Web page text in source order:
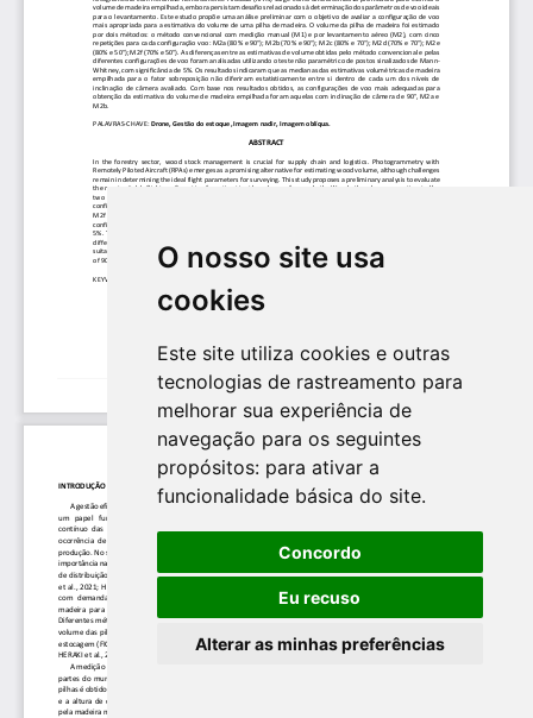
O nosso site usa
cookies
Este site utiliza cookies e outras
tecnologias de rastreamento para
melhorar sua experiência de
navegação para os seguintes
propósitos: para ativar a
funcionalidade básica do site.
Concordo
Eu recuso
Alterar as minhas preferências